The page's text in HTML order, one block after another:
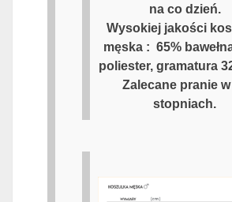
na co dzień.
Wysokiej jakości
męska : 65%
poliester, gramatura
Zalecane pranie w
stopniach.